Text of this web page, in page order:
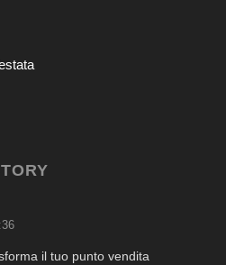
il tuo punto vendita